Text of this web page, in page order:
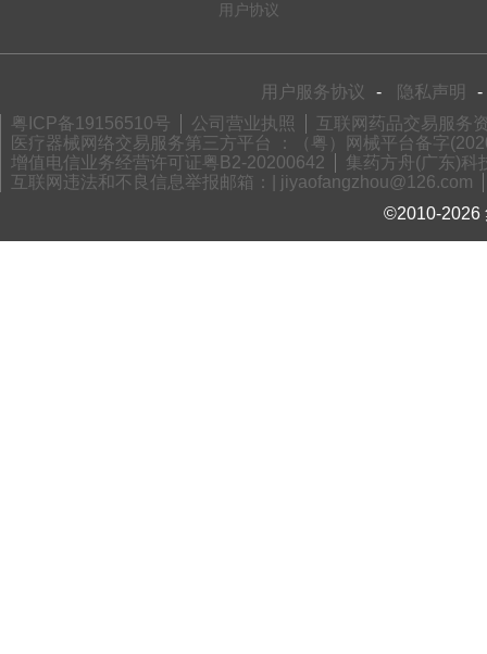
用户协议
用户服务协议 - 隐私声明
-
粤ICP备19156510号
公司营业执照
互联网药品交易服务
医疗器械网络交易服务第三方平台 ：（粤）网械平台备字
增值电信业务经营许可证粤B2-20200642
集药方舟(广东)科
互联网违法和不良信息举报邮箱：| jiyaofangzhou@126.com
©2010-2026